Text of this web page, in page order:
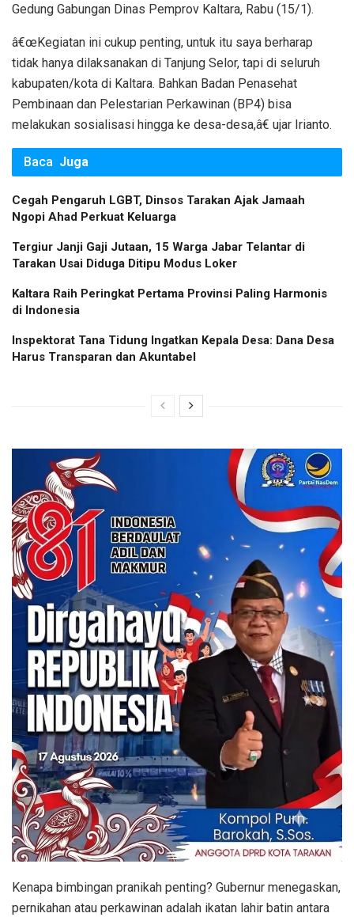
Gedung Gabungan Dinas Pemprov Kaltara, Rabu (15/1).
â€œKegiatan ini cukup penting, untuk itu saya berharap
tidak hanya dilaksanakan di Tanjung Selor, tapi di seluruh
kabupaten/kota di Kaltara. Bahkan Badan Penasehat
Pembinaan dan Pelestarian Perkawinan (BP4) bisa
melakukan sosialisasi hingga ke desa-desa,â€ ujar Irianto.
Baca Juga
Cegah Pengaruh LGBT, Dinsos Tarakan Ajak Jamaah
Ngopi Ahad Perkuat Keluarga
Tergiur Janji Gaji Jutaan, 15 Warga Jabar Telantar di
Tarakan Usai Diduga Ditipu Modus Loker
Kaltara Raih Peringkat Pertama Provinsi Paling Harmonis
di Indonesia
Inspektorat Tana Tidung Ingatkan Kepala Desa: Dana Desa
Harus Transparan dan Akuntabel
Kenapa bimbingan pranikah penting? Gubernur menegaskan,
pernikahan atau perkawinan adalah ikatan lahir batin antara